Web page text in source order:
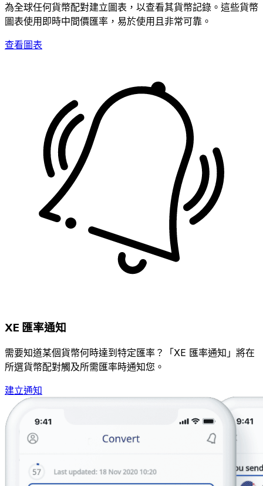
為全球任何貨幣配對建立圖表，以查看其貨幣記錄。這些貨幣
圖表使用即時中間價匯率，易於使用且非常可靠。
查看圖表
XE 匯率通知
需要知道某個貨幣何時達到特定匯率？「XE 匯率通知」將在
所選貨幣配對觸及所需匯率時通知您。
建立通知